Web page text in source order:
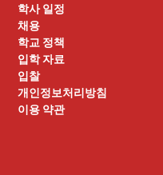
학사 일정
채용
학교 정책
입학 자료
입찰
개인정보처리방침
이용 약관